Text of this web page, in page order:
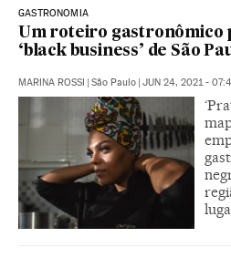
GASTRONOMIA
Um roteiro gastronômico
‘black business’ de São
MARINA ROSSI São Paulo JUN 24, 2021 -